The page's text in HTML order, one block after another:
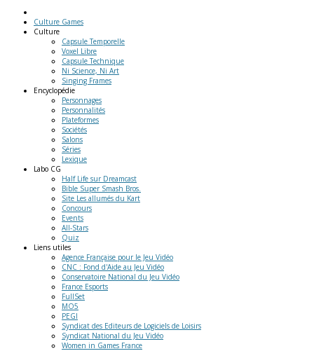
Culture Games
Culture
Capsule Temporelle
Voxel Libre
Capsule Technique
Ni Science, Ni Art
Singing Frames
Encyclopédie
Personnages
Personnalités
Plateformes
Sociétés
Salons
Séries
Lexique
Labo CG
Half Life sur Dreamcast
Bible Super Smash Bros.
Site Les allumés du Kart
Concours
Events
All-Stars
Quiz
Liens utiles
Agence Française pour le Jeu Vidéo
CNC : Fond d'Aide au Jeu Vidéo
Conservatoire National du Jeu Vidéo
France Esports
FullSet
MO5
PEGI
Syndicat des Editeurs de Logiciels de Loisirs
Syndicat National du Jeu Vidéo
Women in Games France